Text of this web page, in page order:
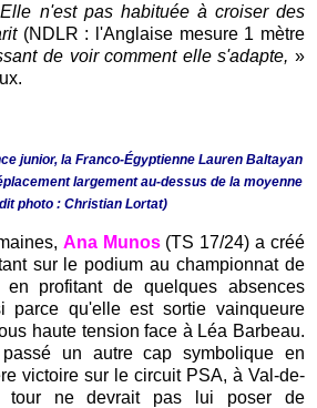
Elle n'est pas habituée à croiser des
(NDLR : l'Anglaise mesure 1 mètre
de voir comment elle s'adapte, »
junior, la Franco-Égyptienne Lauren Baltayan
largement au-dessus de la moyenne
photo : Christian Lortat)
Ana Munos(TS 17/24) a créé
sur le podium au championnat de
en profitant de quelques absences
parce qu'elle est sortie vainqueure
haute tension face à Léa Barbeau.
un autre cap symbolique en
victoire sur le circuit PSA, à Val-de-
tour ne devrait pas lui poser de